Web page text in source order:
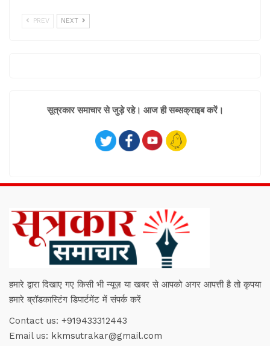
PREV NEXT
सूत्रकार समाचार से जुड़े रहे। आज ही सब्सक्राइब करें।
हमारे द्वारा दिखाए गए किसी भी न्यूज़ या खबर से आपको अगर आपत्ती है तो कृपया
हमारे ब्रॉडकास्टिंग डिपार्टमेंट में संपर्क करें
Contact us: +919433312443
Email us: kkmsutrakar@gmail.com